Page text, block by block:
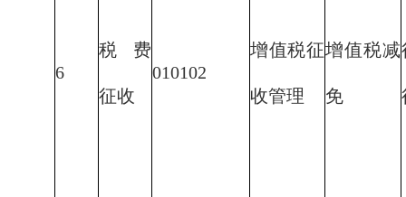
6
税费
征收
010102
增值税征
收管理
增值税减
免